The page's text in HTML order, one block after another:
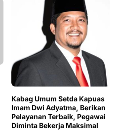
Kabag Umum Setda Kapuas
Imam Dwi Adyatma, Berikan
Pelayanan Terbaik, Pegawai
Diminta Bekerja Maksimal